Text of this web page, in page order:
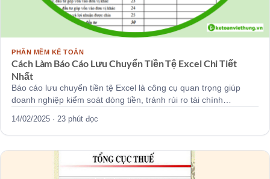
PHẦN MỀM KẾ TOÁN
Cách Làm Báo Cáo Lưu Chuyển Tiền Tệ Excel Chi Tiết
Nhất
Báo cáo lưu chuyển tiền tệ Excel là công cụ quan trọng giúp
doanh nghiệp kiểm soát dòng tiền, tránh rủi ro tài chính…
14/02/2025 · 23 phút đọc